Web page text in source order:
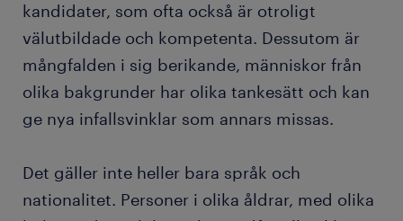
kandidater, som ofta också är otroligt
välutbildade och kompetenta. Dessutom är
mångfalden i sig berikande, människor från
olika bakgrunder har olika tankesätt och kan
ge nya infallsvinklar som annars missas.
Det gäller inte heller bara språk och
nationalitet. Personer i olika åldrar, med olika